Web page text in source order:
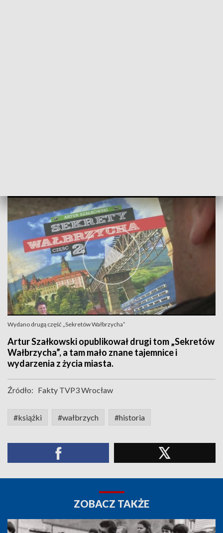
Wydano drugą część „Sekretów Wałbrzycha”
Artur Szałkowski opublikował drugi tom „Sekretów
Wałbrzycha”, a tam mało znane tajemnice i
wydarzenia z życia miasta.
Źródło: Fakty TVP3 Wrocław
#książki #wałbrzych #historia
ZOBACZ TAKŻE